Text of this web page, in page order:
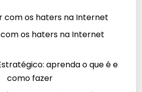
os haters na Internet